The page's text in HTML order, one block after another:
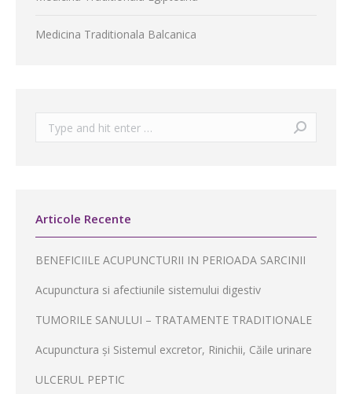
Medicina Traditionala Balcanica
Search:
Articole Recente
BENEFICIILE ACUPUNCTURII IN PERIOADA SARCINII
Acupunctura si afectiunile sistemului digestiv
TUMORILE SANULUI – TRATAMENTE TRADITIONALE
Acupunctura și Sistemul excretor, Rinichii, Căile urinare
ULCERUL PEPTIC